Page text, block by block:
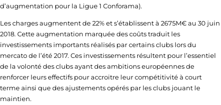
d’augmentation pour la Ligue 1 Conforama).
Les charges augmentent de 22% et s’établissent à 2675M€ au 30 juin
2018. Cette augmentation marquée des coûts traduit les
investissements importants réalisés par certains clubs lors du
mercato de l’été 2017. Ces investissements résultent pour l’essentiel
de la volonté des clubs ayant des ambitions européennes de
renforcer leurs effectifs pour accroitre leur compétitivité à court
terme ainsi que des ajustements opérés par les clubs jouant le
maintien.